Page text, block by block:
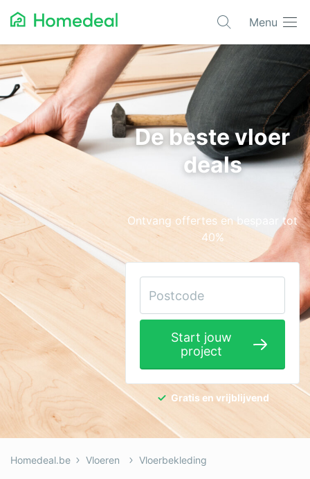
Menu
Populaire projecten
Aannemer
Airco
Alarmsystemen
Architect
Asbest
Bestrating
Cv-ketels
Dakwerken
Elektricien
Gevelwerken
Glas
Hekwerken
Hovenier
Isolatie
De beste vloer
deals
Ontvang offertes en bespaar tot
40%
Start jouw
project
Gratis en vrijblijvend
Homedeal.be Vloeren Vloerbekleding